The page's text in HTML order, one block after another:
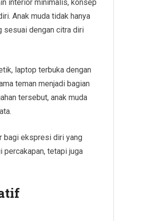
interior minimalis, konsep
Anak muda tidak hanya
sesuai dengan citra diri
laptop terbuka dengan
teman menjadi bagian
tersebut, anak muda
bagi ekspresi diri yang
percakapan, tetapi juga